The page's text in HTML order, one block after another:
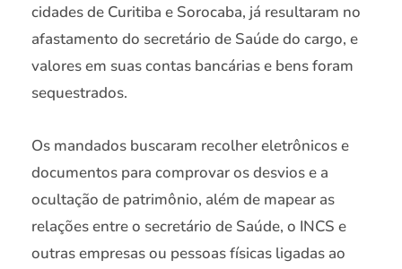
cidades de Curitiba e Sorocaba, já resultaram no
afastamento do secretário de Saúde do cargo, e
valores em suas contas bancárias e bens foram
sequestrados.
Os mandados buscaram recolher eletrônicos e
documentos para comprovar os desvios e a
ocultação de patrimônio, além de mapear as
relações entre o secretário de Saúde, o INCS e
outras empresas ou pessoas físicas ligadas ao